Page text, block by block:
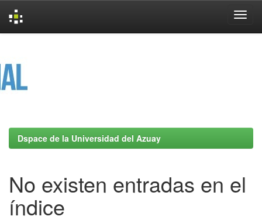
Dspace de la Universidad del Azuay
No existen entradas en el
índice